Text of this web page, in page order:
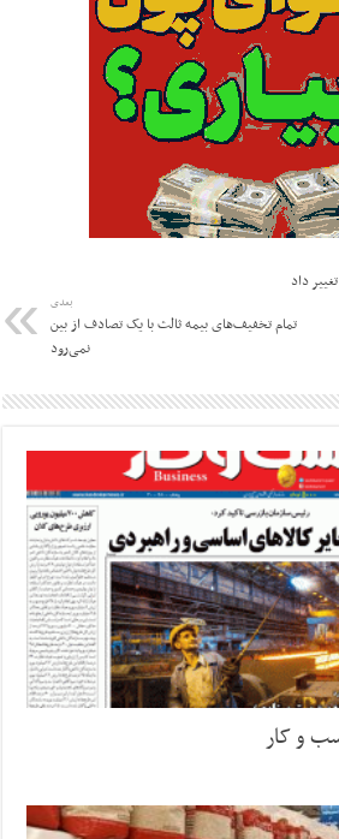
داد
بعدی
تمام تخفیف‌های بیمه ثالث با یک تصادف از بین
نمی‌رود